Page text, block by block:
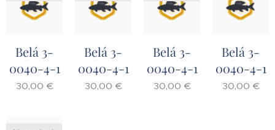
Belá 3-
0040-4-1
30,00 €
Belá 3-
0040-4-1
30,00 €
Belá 3-
0040-4-1
30,00 €
Belá 3-
0040-4-1
30,00 €